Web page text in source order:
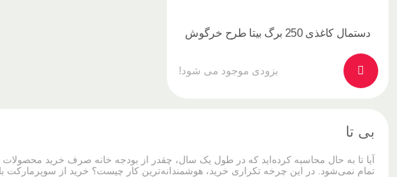
دستمال کاغذی 250 برگ بیتا طرح خرگوش
بزودی موجود می شود!
بی تا
آیا تا به حال محاسبه کرده‌اید که در طول یک سال، چقدر از بودجه خانه صرف خرید
تمام نمی‌شود. در این چرخه تکراری خرید، هوشمندانه‌ترین کار چیست؟ خرید از سوپرمارکت